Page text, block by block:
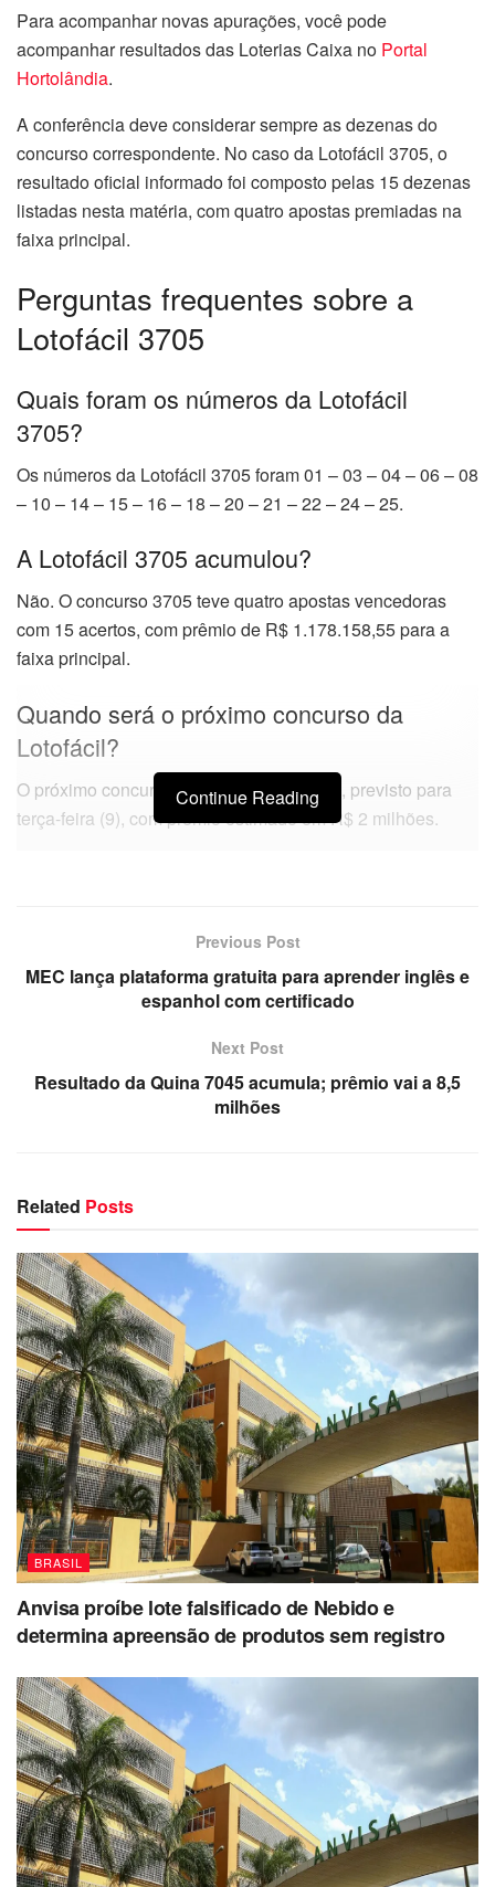
Para acompanhar novas apurações, você pode
acompanhar resultados das Loterias Caixa no Portal
Hortolândia.
A conferência deve considerar sempre as dezenas do
concurso correspondente. No caso da Lotofácil 3705, o
resultado oficial informado foi composto pelas 15 dezenas
listadas nesta matéria, com quatro apostas premiadas na
faixa principal.
Perguntas frequentes sobre a
Lotofácil 3705
Quais foram os números da Lotofácil
3705?
Os números da Lotofácil 3705 foram 01 – 03 – 04 – 06 – 08
– 10 – 14 – 15 – 16 – 18 – 20 – 21 – 22 – 24 – 25.
A Lotofácil 3705 acumulou?
Não. O concurso 3705 teve quatro apostas vencedoras
com 15 acertos, com prêmio de R$ 1.178.158,55 para a
faixa principal.
Quando será o próximo concurso da
Lotofácil?
O próximo concurso da Lotofácil é o 3706, previsto para
terça-feira (9), com prêmio estimado em R$ 2 milhões.
Continue Reading
Previous Post
MEC lança plataforma gratuita para aprender inglês e
espanhol com certificado
Next Post
Resultado da Quina 7045 acumula; prêmio vai a 8,5
milhões
Related Posts
BRASIL
Anvisa proíbe lote falsificado de Nebido e
determina apreensão de produtos sem registro